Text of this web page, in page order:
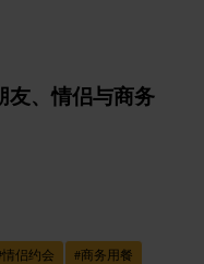
友、情侣与商务
情侣约会 #商务用餐